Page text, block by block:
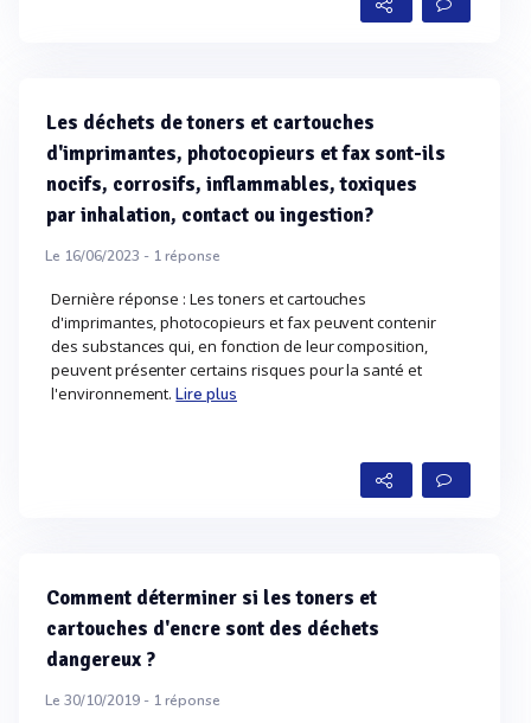
Les déchets de toners et cartouches
d'imprimantes, photocopieurs et fax sont-ils
nocifs, corrosifs, inflammables, toxiques
par inhalation, contact ou ingestion?
Le 16/06/2023 - 1réponse
Dernière réponse : Les toners et cartouches
d'imprimantes, photocopieurs et fax peuvent contenir
des substances qui, en fonction de leur composition,
peuvent présenter certains risques pour la santé et
l'environnement.Lire plus
Comment déterminer si les toners et
cartouches d'encre sont des déchets
dangereux ?
Le 30/10/2019 - 1réponse